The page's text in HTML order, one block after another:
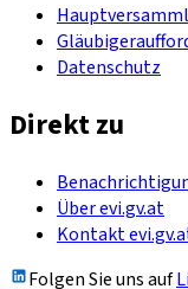
Datenschutz
Direkt zu
Über evi.gv.at
Kontakt
Folgen Sie uns auf